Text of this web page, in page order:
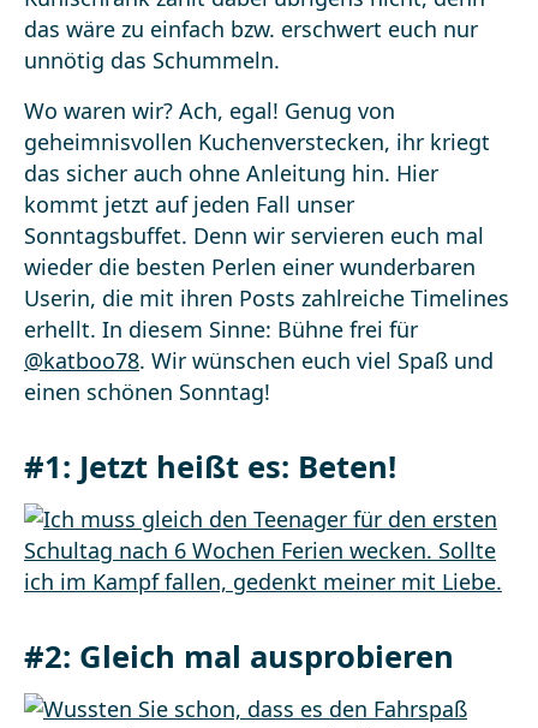
das wäre zu einfach bzw. erschwert euch nur
unnötig das Schummeln.
Wo waren wir? Ach, egal! Genug von
geheimnisvollen Kuchenverstecken, ihr kriegt
das sicher auch ohne Anleitung hin. Hier
kommt jetzt auf jeden Fall unser
Sonntagsbuffet. Denn wir servieren euch mal
wieder die besten Perlen einer wunderbaren
Userin, die mit ihren Posts zahlreiche Timelines
erhellt. In diesem Sinne: Bühne frei für
@katboo78. Wir wünschen euch viel Spaß und
einen schönen Sonntag!
#1: Jetzt heißt es: Beten!
#2: Gleich mal ausprobieren